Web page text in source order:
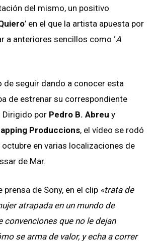
del mismo, un positivo
’ en el que la artista apuesta por
a anteriores sencillos como ‘A
de seguir dando a conocer esta
de estrenar su correspondiente
Dirigido por Pedro B. Abreu y
Produccions, el vídeo se rodó
en varias localizaciones de
de Mar.
prensa de Sony, en el clip «trata de
atrapada en un mundo de
convenciones que no le dejan
se arma de valor, y echa a correr